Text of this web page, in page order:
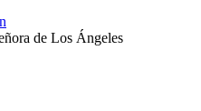
de Los Ángeles